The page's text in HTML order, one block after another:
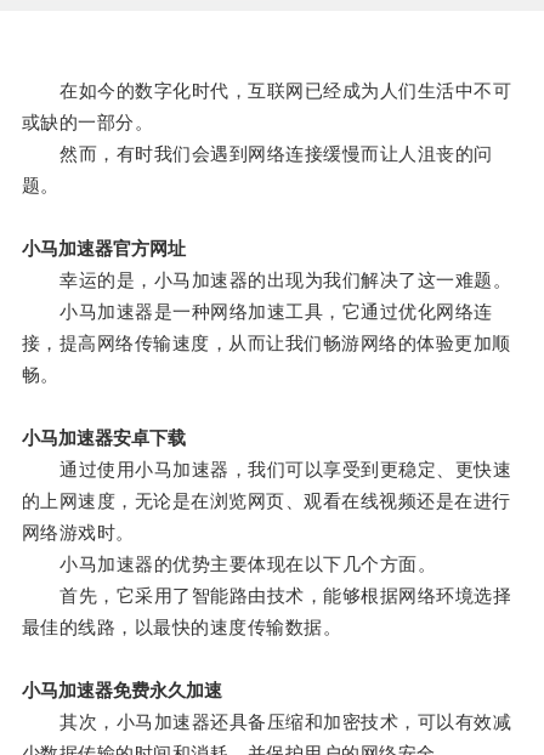
在如今的数字化时代，互联网已经成为人们生活中不可
或缺的一部分。
然而，有时我们会遇到网络连接缓慢而让人沮丧的问
题。
小马加速器官方网址
幸运的是，小马加速器的出现为我们解决了这一难题。
小马加速器是一种网络加速工具，它通过优化网络连
接，提高网络传输速度，从而让我们畅游网络的体验更加顺
畅。
小马加速器安卓下载
通过使用小马加速器，我们可以享受到更稳定、更快速
的上网速度，无论是在浏览网页、观看在线视频还是在进行
网络游戏时。
小马加速器的优势主要体现在以下几个方面。
首先，它采用了智能路由技术，能够根据网络环境选择
最佳的线路，以最快的速度传输数据。
小马加速器免费永久加速
其次，小马加速器还具备压缩和加密技术，可以有效减